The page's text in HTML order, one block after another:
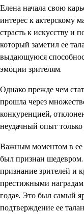
Елена начала свою
интерес к актерскому
страсть к искусству и
который заметил ее
выдающуюся
эмоции зрителям.
Однако прежде чем
прошла через
конкуренцией,
неудачный опыт
Важным моментом в ее
был признан
признание зрителей и
престижными
года». Это был самый
подтверждение ее